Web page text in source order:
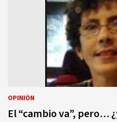
OPINIÓN
El “cambio va”, pero…